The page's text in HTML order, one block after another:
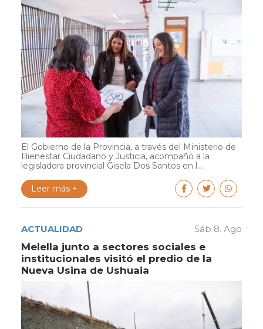
El Gobierno de la Provincia, a través del Ministerio de
Bienestar Ciudadano y Justicia, acompañó a la
legisladora provincial Gisela Dos Santos en l...
Leer más +
ACTUALIDAD Sáb 8. Ago
Melella junto a sectores sociales e
institucionales visitó el predio de la
Nueva Usina de Ushuaia